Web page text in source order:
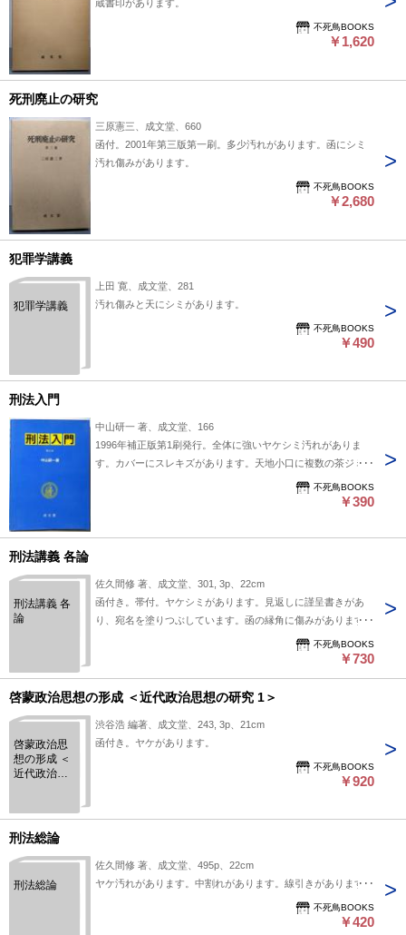
蔵書印があります。
不死鳥BOOKS
￥1,620
死刑廃止の研究
三原憲三、成文堂、660
函付。2001年第三版第一刷。多少汚れがあります。函にシミ
汚れ傷みがあります。
不死鳥BOOKS
￥2,680
犯罪学講義
犯罪学講義
上田 寛、成文堂、281
汚れ傷みと天にシミがあります。
不死鳥BOOKS
￥490
刑法入門
中山研一 著、成文堂、166
1996年補正版第1刷発行。全体に強いヤケシミ汚れがありま
す。カバーにスレキズがあります。天地小口に複数の茶ジミが
不死鳥BOOKS
￥390
刑法講義 各論
刑法講義 各
論
佐久間修 著、成文堂、301, 3p、22cm
函付き。帯付。ヤケシミがあります。見返しに謹呈書きがあ
り、宛名を塗りつぶしています。函の縁角に傷みがあります。
不死鳥BOOKS
￥730
啓蒙政治思想の形成 ＜近代政治思想の研究 1＞
啓蒙政治思
想の形成 ＜
近代政治思
渋谷浩 編著、成文堂、243, 3p、21cm
函付き。ヤケがあります。
不死鳥BOOKS
￥920
刑法総論
刑法総論
佐久間修 著、成文堂、495p、22cm
ヤケ汚れがあります。中割れがあります。線引きがあります。
不死鳥BOOKS
￥420